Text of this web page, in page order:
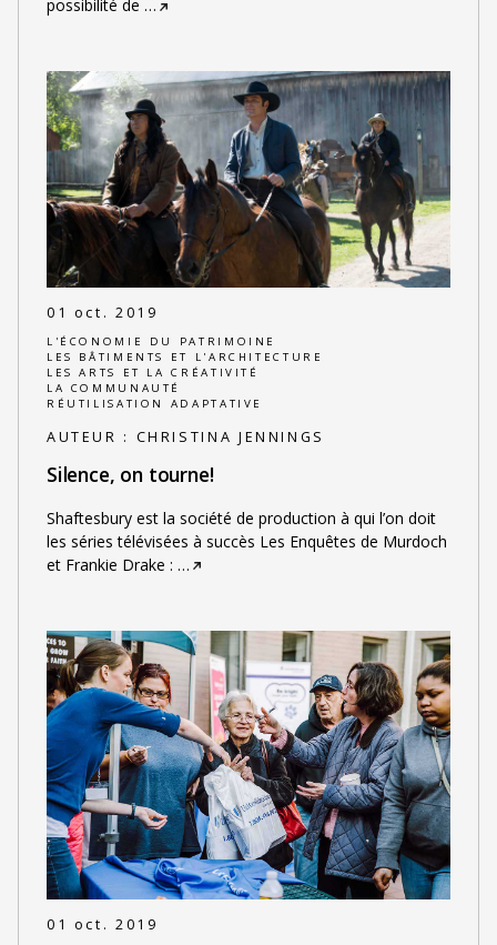
possibilité de …
01 oct. 2019
L'ÉCONOMIE DU PATRIMOINE
LES BÂTIMENTS ET L'ARCHITECTURE
LES ARTS ET LA CRÉATIVITÉ
LA COMMUNAUTÉ
RÉUTILISATION ADAPTATIVE
AUTEUR : CHRISTINA JENNINGS
Silence, on tourne!
Shaftesbury est la société de production à qui l’on doit
les séries télévisées à succès Les Enquêtes de Murdoch
et Frankie Drake : …
01 oct. 2019